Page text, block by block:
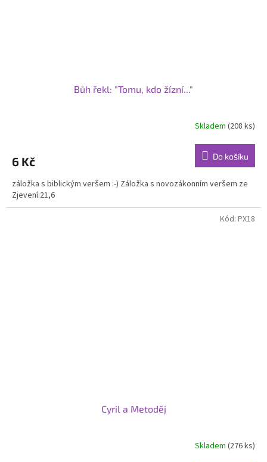
Bůh řekl: "Tomu, kdo žízní..."
Skladem (208 ks)
6 Kč Do košíku
záložka s biblickým veršem :-) Záložka s novozákonním veršem ze
Zjevení:21,6
Cyril a Metoděj
Skladem(276 ks)
Kód: PX18